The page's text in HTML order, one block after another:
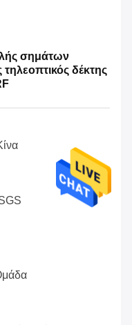
σημάτων
δέκτης